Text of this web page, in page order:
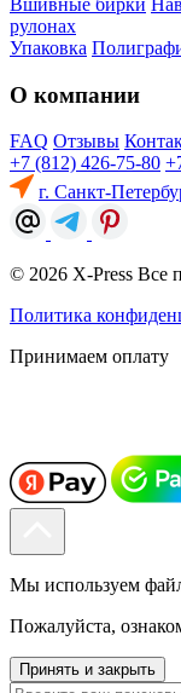
рулонах
Упаковка
О компании
FAQ Отзывы
+7 (812) 426-75-80
г. Санкт-
© 2026 X-Press Все
Политика
Принимаем оплату
Мы используем
Пожалуйста,
Принять и закрыть